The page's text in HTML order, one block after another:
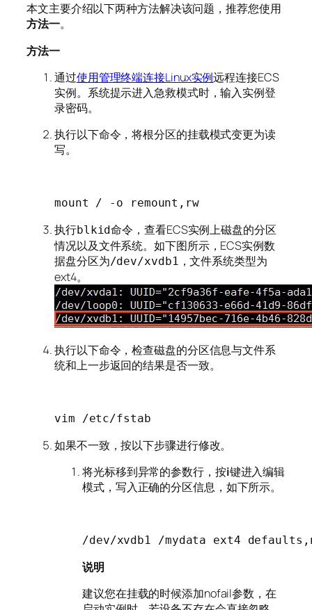
本文主要介绍以下两种方法解决该问题，推荐您使用
方法一。
方法一
通过使用管理终端连接Linux实例远程连接ECS
实例。系统提示进入急救模式时，输入实例登
录密码。
执行以下命令，将根分区的挂载模式变更为读
写。
mount / -o remount,rw
执行blkid命令，查看ECS实例上磁盘的分区
情况以及文件系统。如下图所示，ECS实例数
据盘分区为/dev/xvdb1 ，文件系统类型为
ext4。
执行以下命令，检查磁盘的分区信息与文件系
统和上一步返回的结果是否一致。
vim /etc/fstab
如果不一致，按以下步骤进行修改。
将光标移到异常的参数行，按i键进入编辑
模式，写入正确的分区信息，如下所示。
/dev/xvdb1 /mydata ext4
说明
建议您在挂载的时候添加nofail参数，在